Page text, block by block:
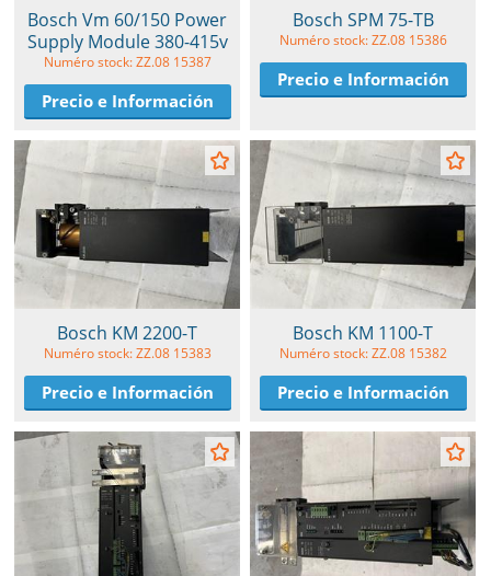
Bosch Vm 60/150 Power
Supply Module 380-415v
Numéro stock: ZZ.08 15387
Precio e Información
Bosch SPM 75-TB
Numéro stock: ZZ.08 15386
Precio e Información
Bosch KM 2200-T
Numéro stock: ZZ.08 15383
Precio e Información
Bosch KM 1100-T
Numéro stock: ZZ.08 15382
Precio e Información